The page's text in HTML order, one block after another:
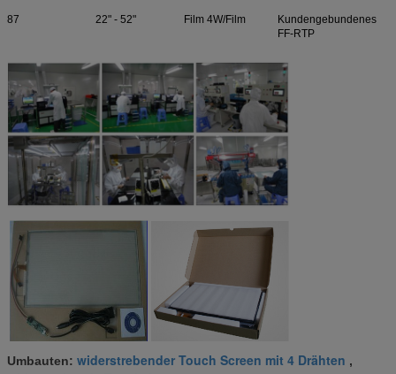
87 22" - 52" Film 4W/Film
Kundengebundenes
FF-RTP
Umbauten: widerstrebender Touch Screen mit 4 Drähten ,